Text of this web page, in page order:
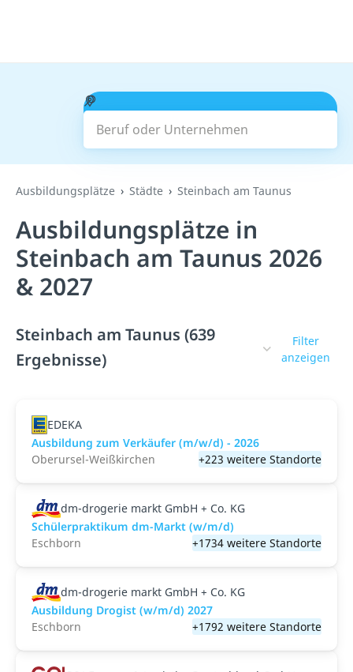
Beruf oder Unternehmen
Suchen
Ausbildungsplätze Städte Steinbach am Taunus
Ausbildungsplätze in
Steinbach am Taunus 2026
& 2027
Steinbach am Taunus (639
Ergebnisse)
Filter
anzeigen
EDEKA
Ausbildung zum Verkäufer (m/w/d) - 2026
Oberursel-Weißkirchen
+223 weitere Standorte
dm-drogerie markt GmbH + Co. KG
Schülerpraktikum dm-Markt (w/m/d)
Eschborn
+1734 weitere Standorte
dm-drogerie markt GmbH + Co. KG
Ausbildung Drogist (w/m/d) 2027
Eschborn
+1792 weitere Standorte